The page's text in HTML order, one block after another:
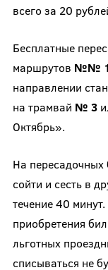
всего за 20
Бесплатные
маршрутов №№
направлении
на трамвай № 3
Октябрь».
На пересадочных
сойти и сесть в
течение 40
приобретения
льготных
списываться не